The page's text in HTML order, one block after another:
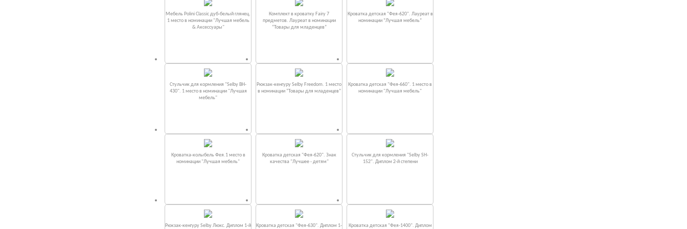
Мебель Polini Classic дуб-белый глянец.
1 место в номинации "Лучшая мебель
& Аксессуары"
Комплект в кроватку Fаiry 7
предметов. Лауреат в номинации
“Товары для младенцев”
Кроватка детская "Фея-620". Лауреат в
номинации “Лучшая мебель”
Стульчик для кормления "Selby BH-
430". 1 место в номинации "Лучшая
мебель"
Рюкзак-кенгуру Selby Freedom. 1 место
в номинации “Товары для младенцев”
Кроватка детская "Фея-660". 1 место в
номинации "Лучшая мебель"
Кроватка-колыбель Фея.1 место в
номинации "Лучшая мебель"
Кроватка детская "Фея-620". Знак
качества "Лучшее - детям"
Стульчик для кормления "Selby SH-
152". Диплом 2-й степени
Рюкзак-кенгуру Selby Люкс. Диплом 1-й Кроватка детская "Фея-630". Диплом 1- Кроватка детская "Фея-1400". Диплом